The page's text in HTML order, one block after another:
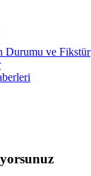
Durumu ve Fikstür